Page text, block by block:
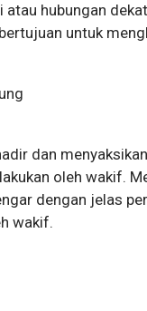
atau hubungan
untuk
dan
oleh wakif.
dengan jelas
wakif.